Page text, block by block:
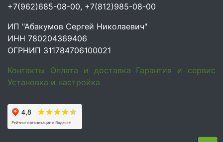
+7(962)685-08-00, +7(812)985-08-00
ИП "Абакумов Сергей Николаевич"
ИНН 780204369406
ОГРНИП 311784706100021
Контакты
Оплата и доставка Гарантия и сервис
Установка и настройка